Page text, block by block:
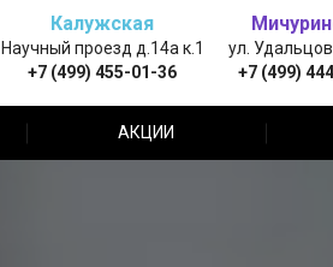
Калужская
Научный проезд д.14а к.1
+7 (499) 455-01-36
ул.
+7 (499)
АКЦИИ